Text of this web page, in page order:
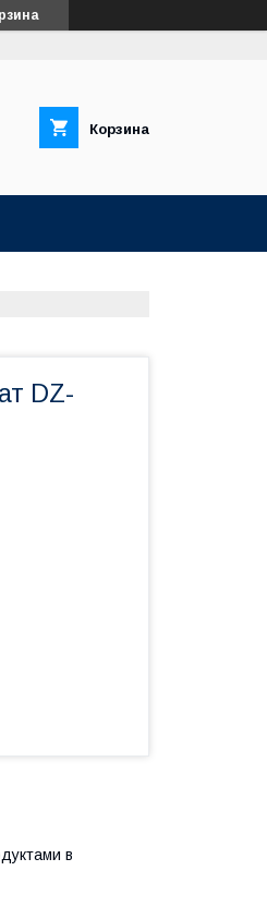
Корзина
DZ-
в